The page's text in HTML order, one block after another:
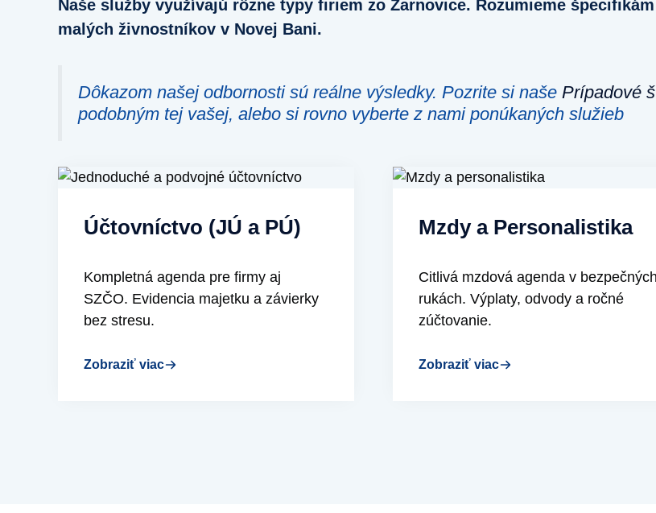
Naše služby využívajú rôzne typy firiem zo Žarnovice. Rozumieme
malých živnostníkov v Novej Bani.
Dôkazom našej odbornosti sú reálne výsledky. Pozrite si naše Prípadové
podobným tej vašej, alebo si rovno vyberte z nami ponúkaných služieb
Účtovníctvo (JÚ a PÚ)
Kompletná agenda pre firmy aj
SZČO. Evidencia majetku a závierky
bez stresu.
Zobraziť viac
Mzdy a Personalistika
Citlivá mzdová agenda v bezpečných
rukách. Výplaty, odvody a ročné
zúčtovanie.
Zobraziť viac